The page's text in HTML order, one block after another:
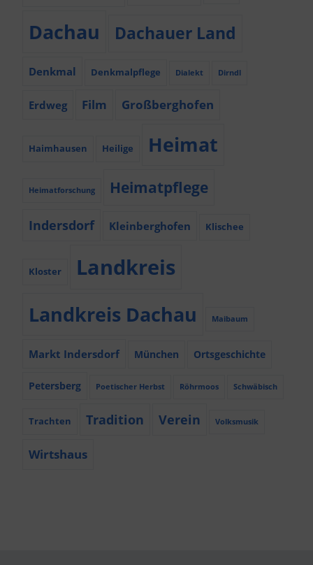
Dachau Dachauer Land
Denkmal Denkmalpflege Dialekt Dirndl
Erdweg Film Großberghofen
Haimhausen Heilige Heimat
Heimatforschung Heimatpflege
Indersdorf Kleinberghofen Klischee
Kloster Landkreis
Landkreis Dachau Maibaum
Markt Indersdorf München Ortsgeschichte
Petersberg Poetischer Herbst Röhrmoos Schwäbisch
Trachten Tradition Verein Volksmusik
Wirtshaus